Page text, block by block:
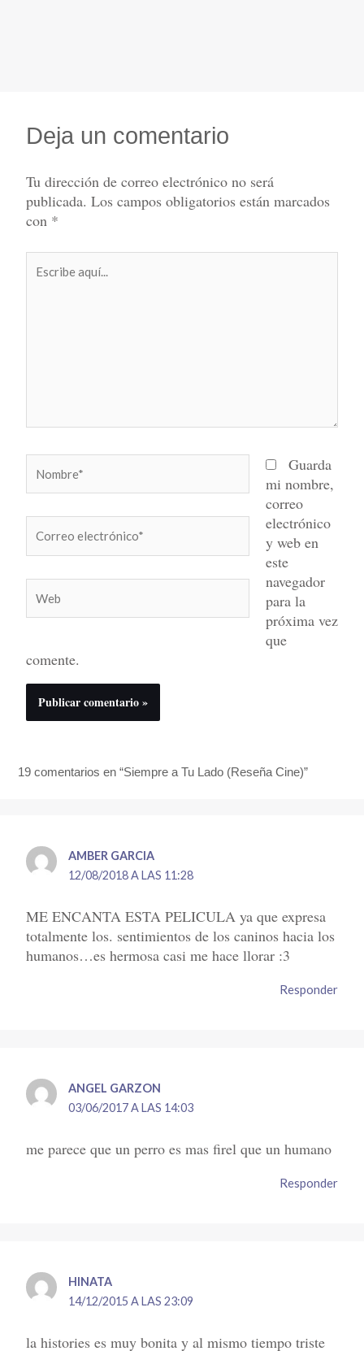
Deja un comentario
Tu dirección de correo electrónico no será
publicada. Los campos obligatorios están marcados
con *
aquí...
electrónico*
Guarda
mi nombre,
correo
electrónico
y web en
este
navegador
para la
próxima vez
que
comente.
19 comentarios en “Siempre a Tu Lado (Reseña Cine)”
AMBER GARCIA
12/08/2018 A LAS 11:28
ME ENCANTA ESTA PELICULA ya que expresa
totalmente los. sentimientos de los caninos hacia los
humanos…es hermosa casi me hace llorar :3
Responder
ANGEL GARZON
03/06/2017 A LAS 14:03
me parece que un perro es mas firel que un humano
Responder
HINATA
14/12/2015 A LAS 23:09
la histories es muy bonita y al mismo tiempo triste